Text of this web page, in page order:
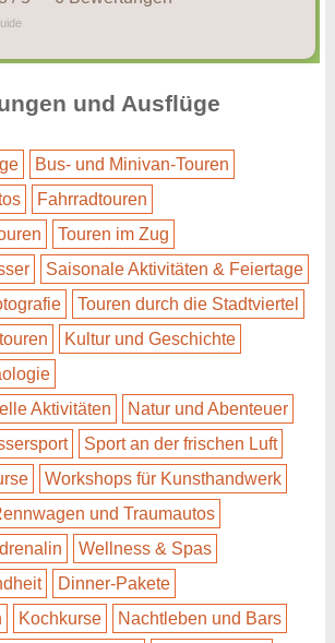
und Ausflüge
Bus- und Minivan-Touren
Fahrradtouren
Touren im Zug
Saisonale Aktivitäten & Feiertage
Touren durch die Stadtviertel
Kultur und Geschichte
Aktivitäten
Natur und Abenteuer
Sport an der frischen Luft
Workshops für Kunsthandwerk
und Traumautos
Wellness & Spas
Dinner-Pakete
Kochkurse
Nachtleben und Bars